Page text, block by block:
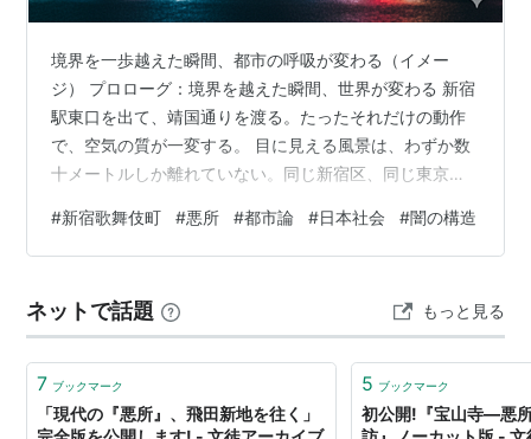
境界を一歩越えた瞬間、都市の呼吸が変わる（イメー
ジ） プロローグ：境界を越えた瞬間、世界が変わる 新宿
駅東口を出て、靖国通りを渡る。たったそれだけの動作
で、空気の質が一変する。 目に見える風景は、わずか数
十メートルしか離れていない。同じ新宿区、同じ東京
に裂けているように感じられる。片側には清潔な高層ビ
ル群と、スマートフォンを片手に歩く観光客たち。もう
くるような人間たちの気配。 新宿歌舞伎町。 この六文字
を口にするだけで、多くの人の表情が微妙に変わる。好
奇心、嫌悪、憧憬、恐怖――様々な感情が入り…
#新宿歌舞伎町 #悪所 #都市論 #日本社会 #闇の構造
ネットで話題 もっと見る
7 ブックマーク
「現代の『悪所』、飛田新地を往く」
5 ブックマーク
初公開!『宝山寺―悪